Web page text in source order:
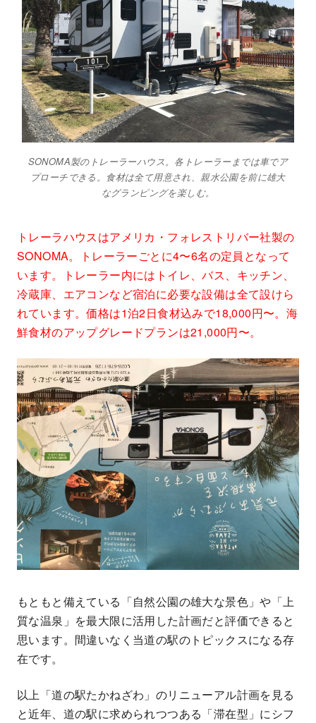
SONOMA製のトレーラーハウス。各トレーラーまでは車でア
プローチできる。食材は全て用意され、親水公園を前に雄大
なグランピングを楽しむ。
トレーラハウスはアメリカ・フォレストリバー社製の
SONOMA。トレーラーごとに4〜6名の定員となって
います。トレーラー内にはトイレ、バス、キッチン、
冷蔵庫、エアコンなど宿泊に必要な設備は全て設けら
れています。価格は1泊2日食材込みで18,000円〜。海
鮮食材のアップグレードプランは21,000円〜。
もともと備えている「自然公園の雄大な景色」や「上
質な温泉」を最大限に活用した計画だと評価できると
思います。間違いなく当道の駅のトピックスになる存
在です。
以上「道の駅たかねざわ」のリニューアル計画を見る
と近年、道の駅に求められつつある「滞在型」にシフ